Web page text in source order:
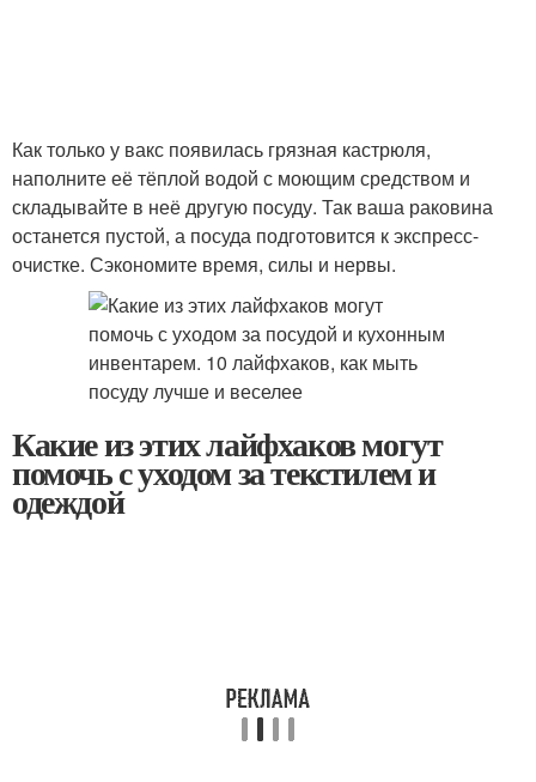
Как только у вакс появилась грязная кастрюля,
наполните её тёплой водой с моющим средством и
складывайте в неё другую посуду. Так ваша раковина
останется пустой, а посуда подготовится к экспресс-
очистке. Сэкономите время, силы и нервы.
Какие из этих лайфхаков могут
помочь с уходом за текстилем и
одеждой